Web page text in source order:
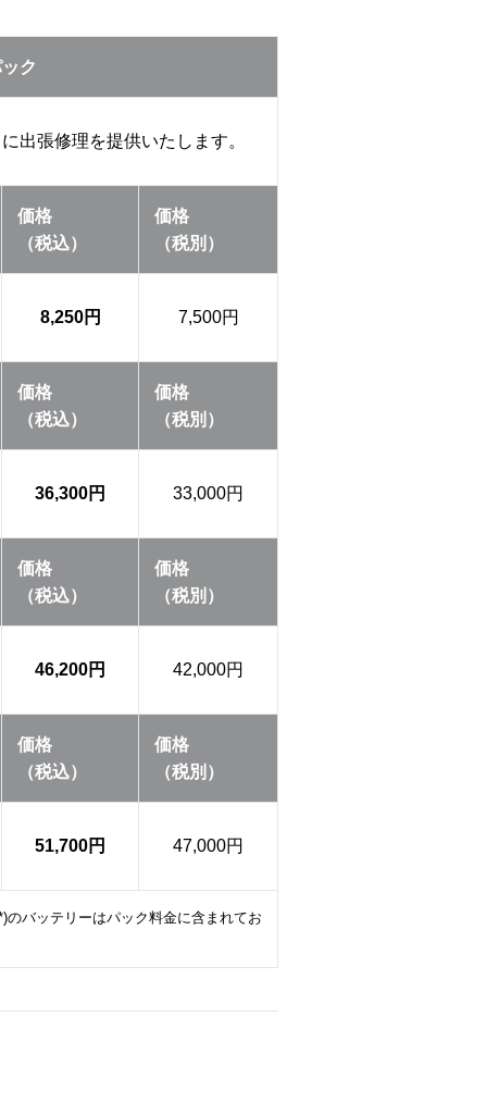
ク
出張修理を提供いたします。
価格
（税込）
価格
（税別）
8,250円 7,500円
価格
（税込）
価格
（税別）
36,300円 33,000円
価格
（税込）
価格
（税別）
46,200円 42,000円
価格
（税込）
価格
（税別）
51,700円 47,000円
のバッテリーはパック料金に含まれてお